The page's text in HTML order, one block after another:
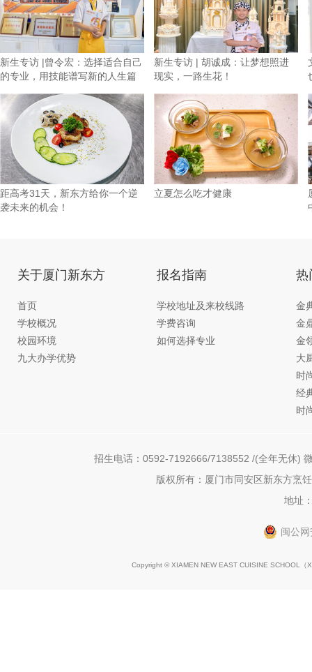
新生专访 |曾令宏：选择适合自己
的专业，用技能谱写新的人生篇
新生专访 | 胡诚成：让梦想照进
现实，一路生花！
距高考31天，新东方给你一个逆
袭未来的机会！
立夏怎么吃才健康
关于厦门新东方
首页
学校概况
校园环境
九大办学优势
报名指南
学校地址及来校线路
学费咨询
如何选择专业
热
金
金
金
大
时
经
时
招生电话：0592-7192666/7138552 /(全年无休)
版权所有：厦门市同安区新东方烹
地址
闽公
Copyright © XIAMEN NEW EAST CUISINE SCHOOL（